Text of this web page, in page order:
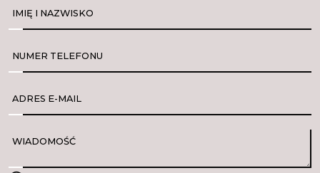
IMIĘ I NAZWISKO
NUMER TELEFONU
ADRES E-MAIL
WIADOMOŚĆ